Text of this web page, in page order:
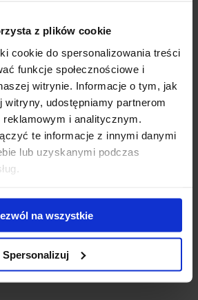
z plików cookie
cookie do spersonalizowania treści
funkcje społecznościowe i
witrynie. Informacje o tym, jak
udostępniamy partnerom
i analitycznym.
te informacje z innymi danymi
lub uzyskanymi podczas
na wszystkie
Spersonalizuj
- stopy Thule Evo Flush Rail +
Evo 118 + kit 186073
z aluminiową belką WingBar Evo to
do samochodów z relingiem zint...
1 240.00 zł